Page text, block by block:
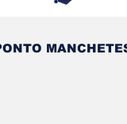
Tempo (Blog -